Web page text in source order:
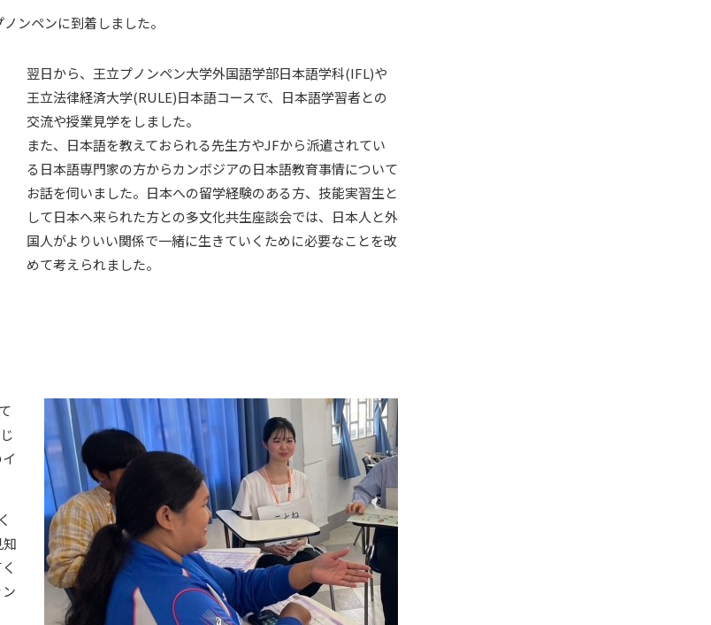
ンペンに到着しました。
翌日から、王立プノンペン大学外国語学部日本語学科(IFL)や
王立法律経済大学(RULE)日本語コースで、日本語学習者との
交流や授業見学をしました。
また、日本語を教えておられる先生方やJFから派遣されてい
る日本語専門家の方からカンボジアの日本語教育事情について
お話を伺いました。日本への留学経験のある方、技能実習生と
して日本へ来られた方との多文化共生座談会では、日本人と外
国人がよりいい関係で一緒に生きていくために必要なことを改
めて考えられました。